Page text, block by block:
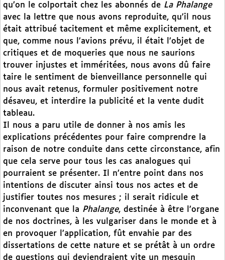
qu’on le colportait chez les abonnés de La Phalange
avec la lettre que nous avons reproduite, qu’il nous
était attribué tacitement et même explicitement, et
que, comme nous l’avions prévu, il était l’objet de
critiques et de moqueries que nous ne saurions
trouver injustes et imméritées, nous avons dû faire
taire le sentiment de bienveillance personnelle qui
nous avait retenus, formuler positivement notre
désaveu, et interdire la publicité et la vente dudit
tableau.
Il nous a paru utile de donner à nos amis les
explications précédentes pour faire comprendre la
raison de notre conduite dans cette circonstance, afin
que cela serve pour tous les cas analogues qui
pourraient se présenter. Il n’entre point dans nos
intentions de discuter ainsi tous nos actes et de
justifier toutes nos mesures ; il serait ridicule et
inconvenant que la Phalange, destinée à être l’organe
de nos doctrines, à les vulgariser dans le monde et à
en provoquer l’application, fût envahie par des
dissertations de cette nature et se prétât à un ordre
de questions qui deviendraient vite un mesquin